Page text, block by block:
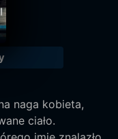
naga kobieta,
ciało.